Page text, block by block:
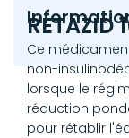
RETAZID
Ce
non-
lorsque le
réduction
pour rétablir